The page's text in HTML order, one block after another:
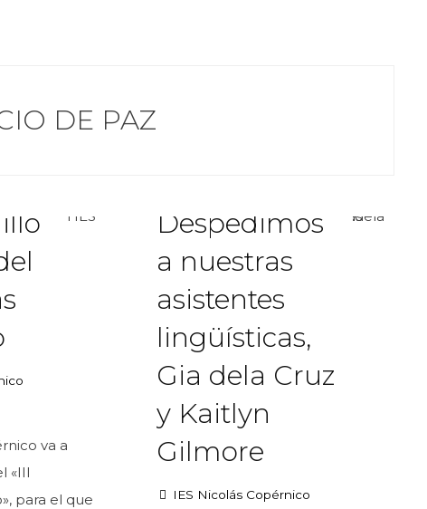
DE PAZ
va a
«III
para el que
Despedimos
a nuestras
asistentes
lingüísticas,
Gia dela Cruz
y Kaitlyn
Gilmore
IES Nicolás Copérnico